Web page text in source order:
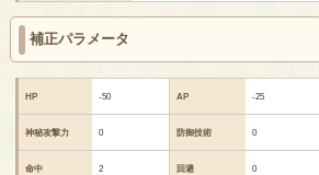
補正パラメータ
HP -50 AP -25
神秘攻撃力 0 防御技術 0
命中 2 回避 0